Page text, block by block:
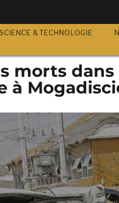
SCIENCE & TECHNOLOGIE
morts
à